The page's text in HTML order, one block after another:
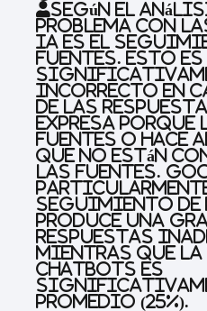
Según el
problema con
IA es el
fuentes. Esto es
incorrecto en
de las
expresa
fuentes o hace
que no están
las fuentes.
particularmente
seguimiento de
produce una
respuestas
mientras que
chatbots es
promedio (25%).